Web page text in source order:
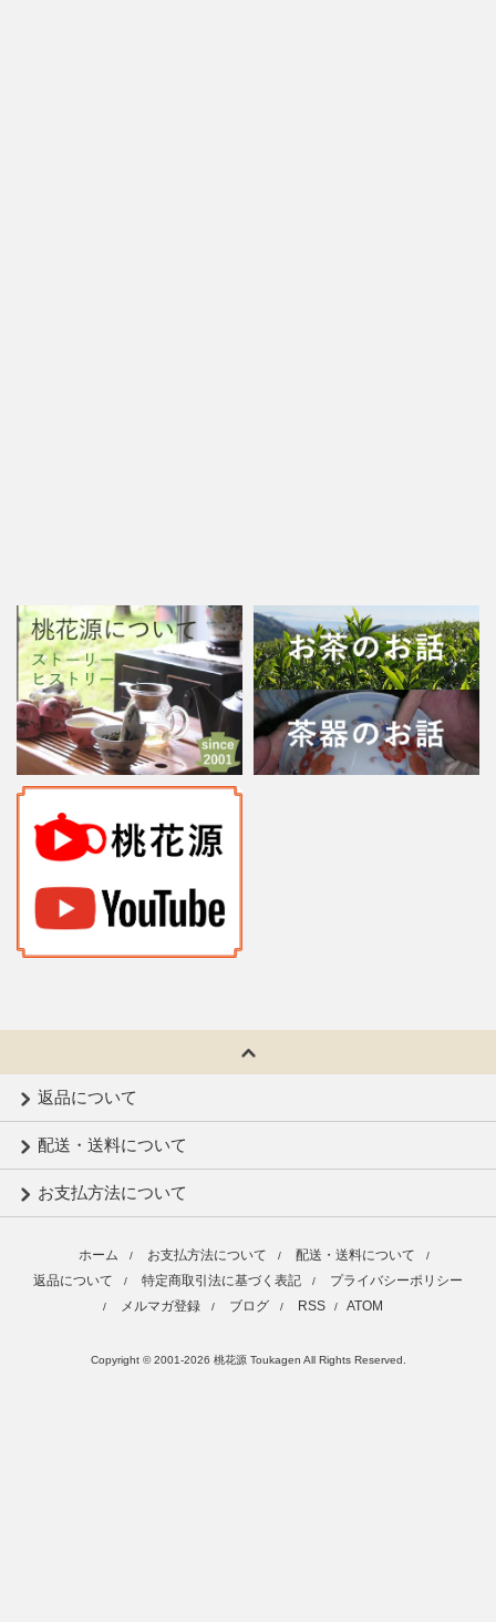
返品について
配送・送料について
お支払方法について
ホーム / お支払方法について / 配送・送料について /
返品について / 特定商取引法に基づく表記 / プライバシーポリシー
/ メルマガ登録 / ブログ / RSS / ATOM
Copyright © 2001-2026 桃花源 Toukagen All Rights Reserved.